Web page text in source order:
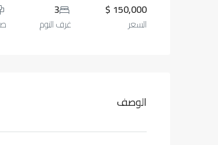
150,000 $
السعر
3
غرف النوم
الوصف